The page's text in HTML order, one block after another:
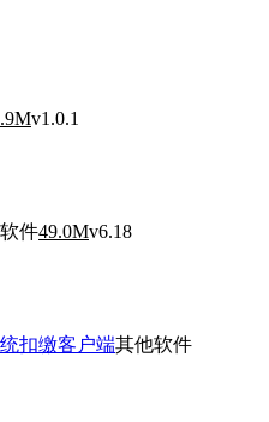
v1.0.1
件49.0Mv6.18
扣缴客户端其他软件